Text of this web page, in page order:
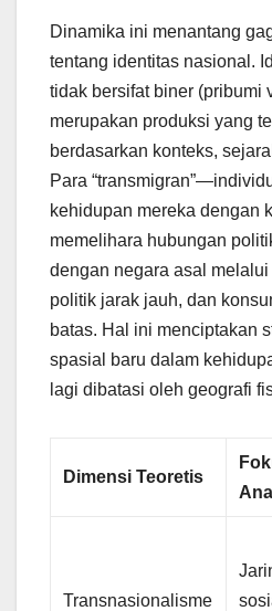
Dinamika ini menantang
tentang identitas nasional.
tidak bersifat biner (pribumi
merupakan produksi yang
berdasarkan konteks,
Para
kehidupan mereka dengan
memelihara hubungan
dengan negara asal
politik jarak jauh, dan
batas. Hal ini menciptakan
spasial baru dalam
lagi dibatasi oleh geografi
Dimensi Teoretis
Transnasionalisme